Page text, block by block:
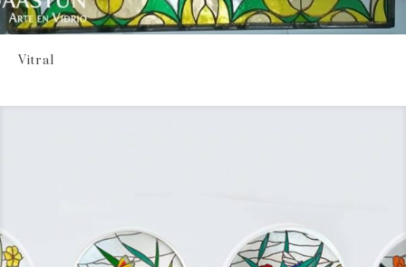
Vitral